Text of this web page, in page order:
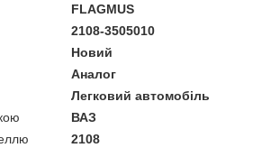
FLAGMUS
2108-3505010
Новий
Аналог
Легковий автомобіль
ВАЗ
2108